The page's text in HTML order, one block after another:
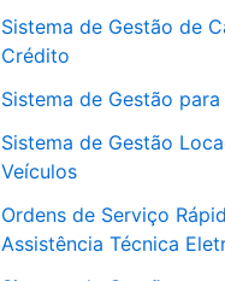
Sistema de Gestão de
Crédito
Sistema de Gestão
Sistema de Gestão
Veículos
Ordens de Serviço
Assistência Técnica